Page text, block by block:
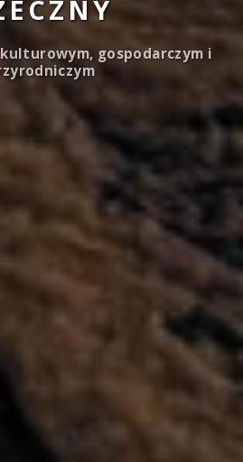
gospodarczym i